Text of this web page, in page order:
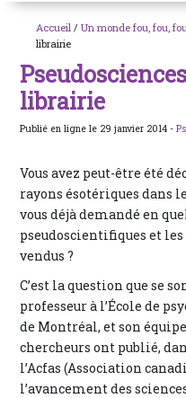
Accueil / Un monde fou, fou,
librairie
librairie
Publié en ligne le 29 janvier 2014 -
Vous avez peut-être été
rayons ésotériques dans
vous déjà demandé en
pseudoscientifiques et
vendus ?
C’est la question que se
professeur à l’École de
de Montréal, et son
chercheurs ont publié,
l’Acfas (Association
l’avancement des